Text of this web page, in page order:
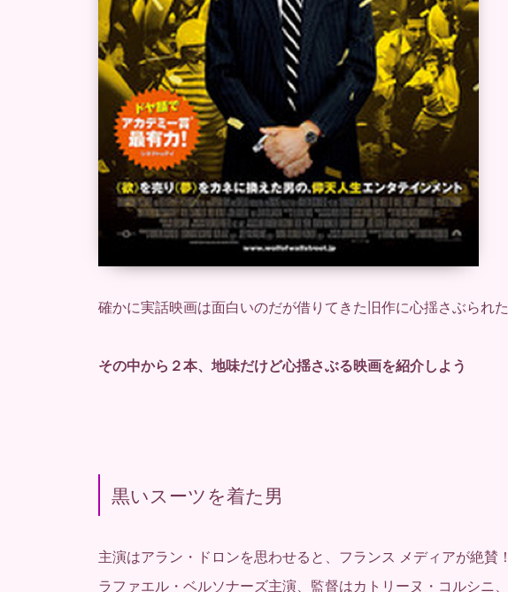
確かに実話映画は面白いのだが借りてきた旧作に心揺さぶられた
その中から２本、地味だけど心揺さぶる映画を紹介しよう
黒いスーツを着た男
主演はアラン・ドロンを思わせると、フランス メディアが絶賛！
ラファエル・ベルソナーズ主演、監督はカトリーヌ・コルシニ、